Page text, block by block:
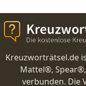
Kreuzworträtsel.de
Mattel®,
verbunden. Die